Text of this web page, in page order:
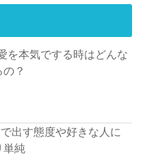
を本気でする時はどんな
？
出す態度や好きな人に
単純